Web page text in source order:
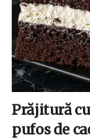
Prăjitură
pufos de